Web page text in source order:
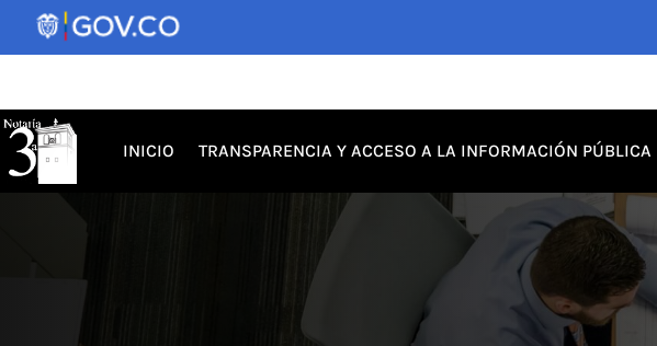
INICIO TRANSPARENCIA Y ACCESO A LA INFORMACIÓN PÚBLICA